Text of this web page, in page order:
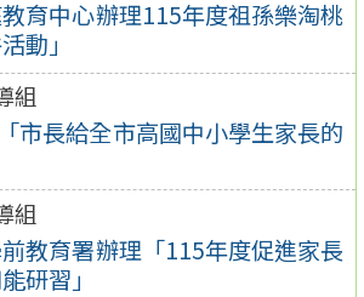
育中心辦理115年度祖孫樂淘桃
動」
組
市長給全市高國中小學生家長的
組
教育署辦理「115年度促進家長
研習」